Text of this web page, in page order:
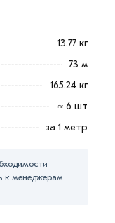
и
двутавровая
13.77 кг
73 м
165.24 кг
≈ 6 шт
за 1 метр
к менеджерам